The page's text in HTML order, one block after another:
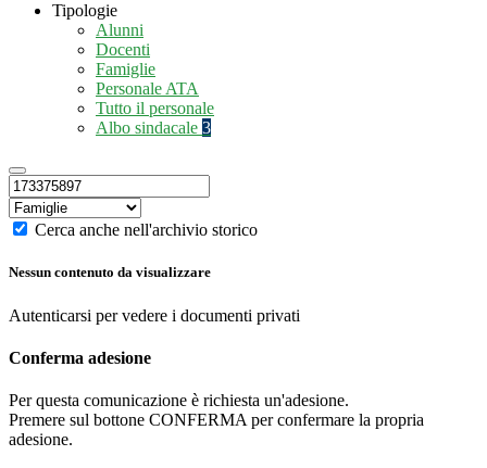
Tipologie
Alunni
Docenti
Famiglie
Personale ATA
Tutto il personale
Albo sindacale 3
Cerca anche nell'archivio storico
Nessun contenuto da visualizzare
Autenticarsi per vedere i documenti privati
Conferma adesione
Per questa comunicazione è richiesta un'adesione.
Premere sul bottone CONFERMA per confermare la propria
adesione.